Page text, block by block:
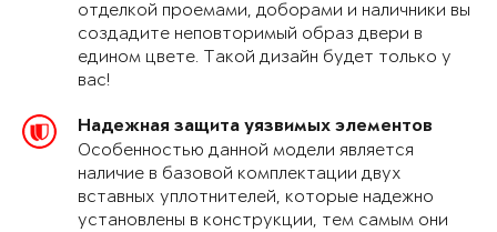
отделкой проемами, доборами и наличники вы
создадите неповторимый образ двери в
едином цвете. Такой дизайн будет только у
вас!
Надежная защита уязвимых элементов
Особенностью данной модели является
наличие в базовой комплектации двух
вставных уплотнителей, которые надежно
установлены в конструкции, тем самым они